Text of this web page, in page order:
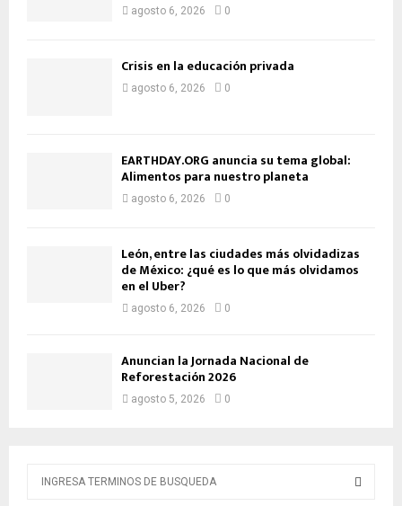
agosto 6, 2026 0
Crisis en la educación privada
agosto 6, 2026 0
EARTHDAY.ORG anuncia su tema global:
Alimentos para nuestro planeta
agosto 6, 2026 0
León, entre las ciudades más olvidadizas
de México: ¿qué es lo que más olvidamos
en el Uber?
agosto 6, 2026 0
Anuncian la Jornada Nacional de
Reforestación 2026
agosto 5, 2026 0